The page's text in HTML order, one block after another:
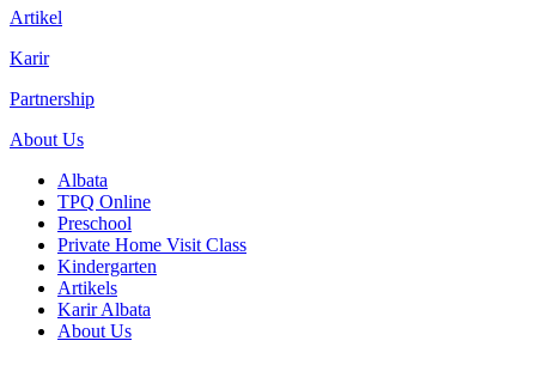
Artikel
Karir
Partnership
About Us
Albata
TPQ Online
Preschool
Private Home Visit Class
Kindergarten
Artikels
Karir Albata
About Us